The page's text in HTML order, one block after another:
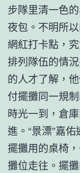
步隊里清一色
夜包。不明所
網紅打卡點，
排列隊伍的情
的人才了解，
付擺攤同一規
時光一到，倉
進。“景漂”嘉
擺攤用的桌椅
攤位走往。擺